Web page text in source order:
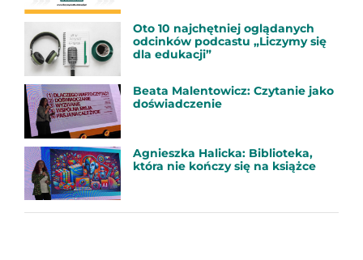
Oto 10 najchętniej oglądanych
odcinków podcastu „Liczymy się
dla edukacji”
Beata Malentowicz: Czytanie jako
doświadczenie
Agnieszka Halicka: Biblioteka,
która nie kończy się na książce